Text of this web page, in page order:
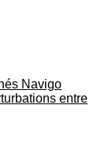
Navigo
entre